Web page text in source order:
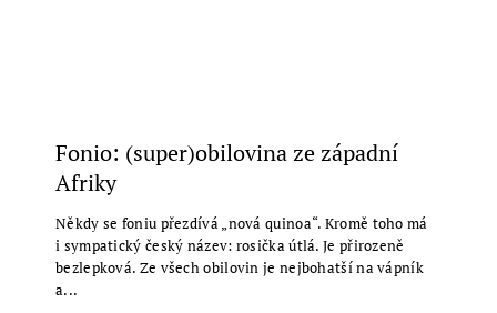
Fonio: (super)obilovina ze západní
Afriky
Někdy se foniu přezdívá „nová quinoa“. Kromě toho má
i sympatický český název: rosička útlá. Je přirozeně
bezlepková. Ze všech obilovin je nejbohatší na vápník
a...